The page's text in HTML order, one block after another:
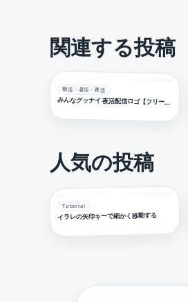
関連する投稿
朝活・昼活・夜活
みんなグッナイ 夜活配信ロゴ【フリー素材・サムネ素材】
人気の投稿
Tutorial
イラレの矢印キーで細かく移動する